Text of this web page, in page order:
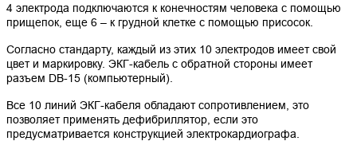
4 электрода подключаются к конечностям человека с помощью
прищепок, еще 6 – к грудной клетке с помощью присосок.
Согласно стандарту, каждый из этих 10 электродов имеет свой
цвет и маркировку. ЭКГ-кабель с обратной стороны имеет
разъем DB-15 (компьютерный).
Все 10 линий ЭКГ-кабеля обладают сопротивлением, это
позволяет применять дефибриллятор, если это
предусматривается конструкцией электрокардиографа.